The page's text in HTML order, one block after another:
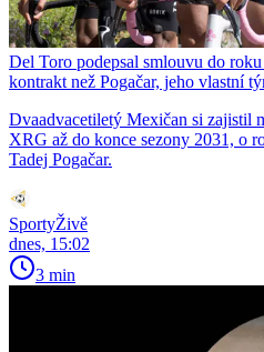
Del Toro podepsal smlouvu do
kontrakt než Pogačar, jeho vlastní
Dvaadvacetiletý Mexičan si zajistil
XRG až do konce sezony 2031, o
Tadej Pogačar.
SportyŽivě
dnes, 15:02
3 min